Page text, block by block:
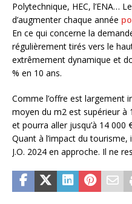
Polytechnique, HEC, l’ENA…
d’augmenter chaque année
En ce qui concerne la
régulièrement tirés vers le
extrêmement dynamique et
% en 10 ans.
Comme l’offre est largement
moyen du m2 est supérieur à
et pourra aller jusqu’à 14 000
Quant à l’impact du
J.O. 2024 en approche. Il ne